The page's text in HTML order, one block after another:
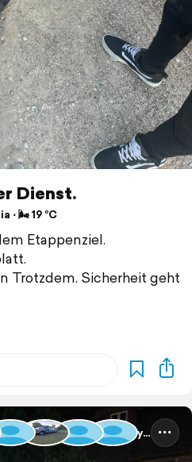
Dienst.
⋅ 🌬 19 °C
Etappenziel.
Trotzdem. Sicherheit geht
Baltic Rally 2025